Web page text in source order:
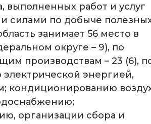
выполненных работ и услуг
силами по добыче
занимает 56 место в
округе – 9), по
производствам – 23 (6),
энергией,
кондиционированию
организации сбора и